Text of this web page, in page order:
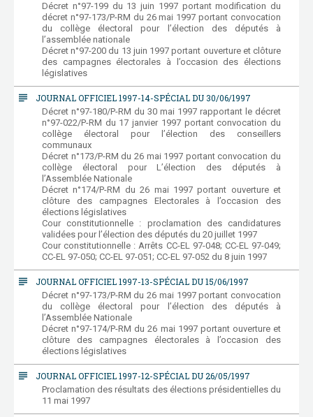
Décret n°97-199 du 13 juin 1997 portant modification du
décret n°97-173/P-RM du 26 mai 1997 portant convocation
du collège électoral pour l’élection des députés à
l’assemblée nationale
Décret n°97-200 du 13 juin 1997 portant ouverture et clôture
des campagnes électorales à l’occasion des élections
législatives
subject JOURNAL OFFICIEL 1997-14-SPÉCIAL DU 30/06/1997
Décret n°97-180/P-RM du 30 mai 1997 rapportant le décret
n°97-022/P-RM du 17 janvier 1997 portant convocation du
collège électoral pour l’élection des conseillers
communaux
Décret n°173/P-RM du 26 mai 1997 portant convocation du
collège électoral pour L’élection des députés à
l’Assemblée Nationale
Décret n°174/P-RM du 26 mai 1997 portant ouverture et
clôture des campagnes Electorales à l’occasion des
élections législatives
Cour constitutionnelle : proclamation des candidatures
validées pour l’élection des députés du 20 juillet 1997
Cour constitutionnelle : Arrêts CC-EL 97-048; CC-EL 97-049;
CC-EL 97-050; CC-EL 97-051; CC-EL 97-052 du 8 juin 1997
subject JOURNAL OFFICIEL 1997-13-SPÉCIAL DU 15/06/1997
Décret n°97-173/P-RM du 26 mai 1997 portant convocation
du collège électoral pour l’élection des députés à
l’Assemblée Nationale
Décret n°97-174/P-RM du 26 mai 1997 portant ouverture et
clôture des campagnes électorales à l’occasion des
élections législatives
subject JOURNAL OFFICIEL 1997-12-SPÉCIAL DU 26/05/1997
Proclamation des résultats des élections présidentielles du
11 mai 1997